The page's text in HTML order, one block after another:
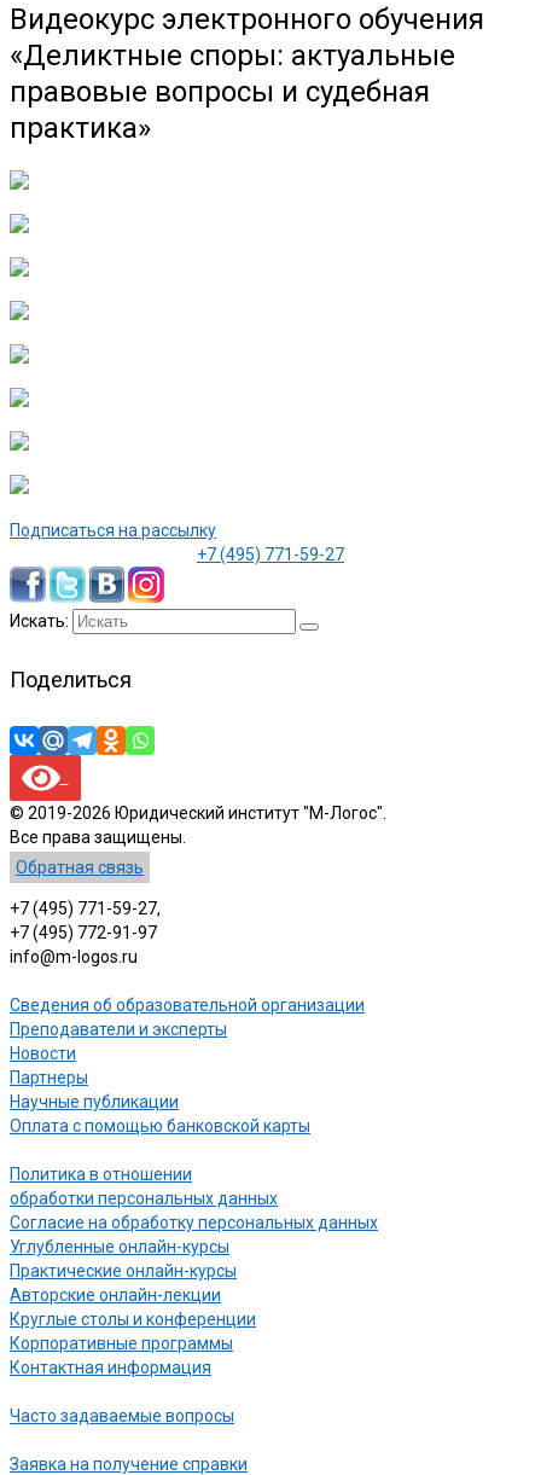
Видеокурс электронного обучения
«Деликтные споры: актуальные
правовые вопросы и судебная
практика»
Подписаться на рассылку
+7 (495) 771-59-27
Искать:
Поделиться
© 2019-2026 Юридический институт "М-Логос".
Все права защищены.
Обратная связь
+7 (495) 771-59-27,
+7 (495) 772-91-97
info@m-logos.ru
Сведения об образовательной организации
Преподаватели и эксперты
Новости
Партнеры
Научные публикации
Оплата с помощью банковской карты
Политика в отношении
обработки персональных данных
Согласие на обработку персональных данных
Углубленные онлайн-курсы
Практические онлайн-курсы
Авторские онлайн-лекции
Круглые столы и конференции
Корпоративные программы
Контактная информация
Часто задаваемые вопросы
Заявка на получение справки